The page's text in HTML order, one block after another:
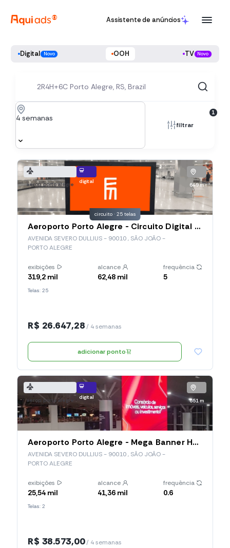
Assistente de anúncios
Digital Novo OOH TV Novo
4 semanas
filtrar
1
aerop. porto alegre digital
649 m
circuito · 25 telas
Aeroporto Porto Alegre - Circuito Digital - desembarque (POA03)
AVENIDA SEVERO DULLIUS - 90010 , SÃO JOÃO -
PORTO ALEGRE
exibições
319,2 mil
alcance
62,48 mil
frequência
5
Telas: 25
R$ 26.647,28/ 4 semanas
adicionar ponto
aerop. porto alegre digital
651 m
Aeroporto Porto Alegre - Mega Banner Hall Central - Embarque Doméstico (POA05)
AVENIDA SEVERO DULLIUS - 90010 , SÃO JOÃO -
PORTO ALEGRE
exibições
25,54 mil
alcance
41,36 mil
frequência
0.6
Telas: 2
R$ 38.573,00/ 4 semanas